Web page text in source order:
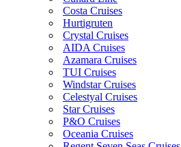
Costa Cruises
Hurtigruten
Crystal Cruises
AIDA Cruises
Azamara Cruises
TUI Cruises
Windstar Cruises
Celestyal Cruises
Star Cruises
P&O Cruises
Oceania Cruises